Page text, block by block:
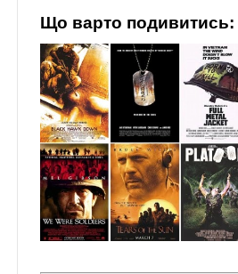
Що варто подивитись: